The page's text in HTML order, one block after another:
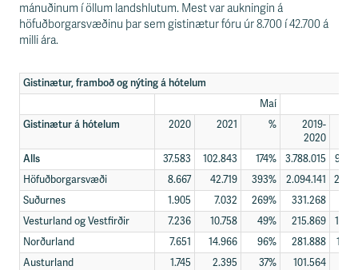
mánuðinum í öllum landshlutum. Mest var aukningin á
höfuðborgarsvæðinu þar sem gistinætur fóru úr 8.700 í 42.700 á
milli ára.
Gistinætur, framboð og nýting á hótelum
Maí
Gistinætur á hótelum
2020 2021 %
2019-
2020
Alls
37.583 102.843 174% 3.788.015
Höfuðborgarsvæði
8.667 42.719 393% 2.094.141
Suðurnes
1.905 7.032 269% 331.268
Vesturland og Vestfirðir
7.236 10.758 49% 215.869
Norðurland
7.651 14.966 96% 281.888
Austurland
1.745 2.395 37% 101.564